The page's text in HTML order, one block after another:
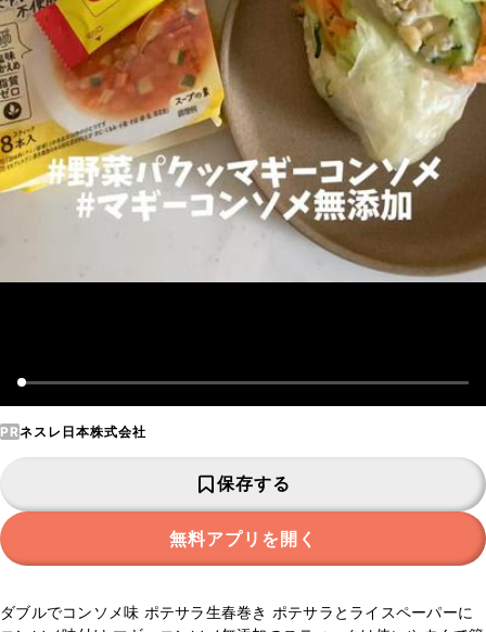
PRネスレ日本株式会社
保存する
無料アプリを開く
ダブルでコンソメ味 ポテサラ生春巻き ポテサラとライスペーパーに